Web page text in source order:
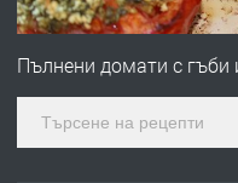
ПРЕДЛАГА
Пълнени домати с гъби